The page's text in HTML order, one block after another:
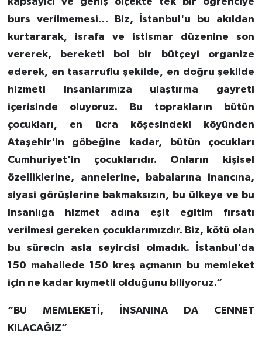
burs verilmemesi… Biz, İstanbul'u bu akıldan
kurtararak, israfa ve istismar düzenine son
vererek, bereketi bol bir bütçeyi organize
ederek, en tasarruflu şekilde, en doğru şekilde
hizmeti insanlarımıza ulaştırma gayreti
içerisinde oluyoruz. Bu toprakların bütün
çocukları, en ücra köşesindeki köyünden
Ataşehir'in göbeğine kadar, bütün çocukları
Cumhuriyet’in çocuklarıdır. Onların kişisel
özelliklerine, annelerine, babalarına inancına,
siyasi görüşlerine bakmaksızın, bu ülkeye ve bu
insanlığa hizmet adına eşit eğitim fırsatı
verilmesi gereken çocuklarımızdır. Biz, kötü olan
bu sürecin asla seyircisi olmadık. İstanbul'da
150 mahallede 150 kreş açmanın bu memleket
için ne kadar kıymetli olduğunu biliyoruz.”
“BU MEMLEKETİ, İNSANINA DA CENNET
KILACAĞIZ”